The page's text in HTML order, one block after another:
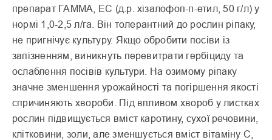
препарат ГАММА, EC (д.р. хізалофоп-п-етил, 50 г/л) у
нормі 1,0-2,5 л/га. Він толе­рантний до рослин ріпаку,
не пригнічує культуру. Якщо обробити посіви із
запізненням, виникнуть перевитрати гербіциду та
ослаблення посівів культури. На озимому ріпаку
значне зменшення урожайності та погіршення якості
спричи­няють хвороби. Під впливом хвороб у листках
рослин підвищується вміст кароти­ну, сухої речовини,
клітковини, золи, але зменшується вміст вітаміну С,